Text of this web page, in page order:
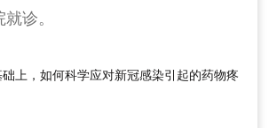
诊。
上，如何科学应对新冠感染引起的药物疼